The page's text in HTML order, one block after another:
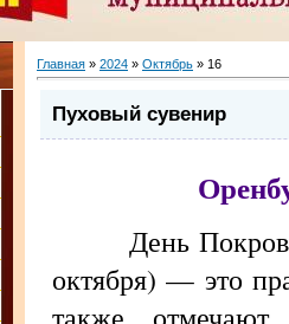
Главная » 2024 » Октябрь » 16
Пуховый сувенир
День Покрова
октября) — это